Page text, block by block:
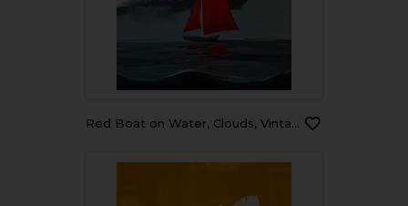
Red Boat on Water, Clouds, Vintage Landscape, Art Painting